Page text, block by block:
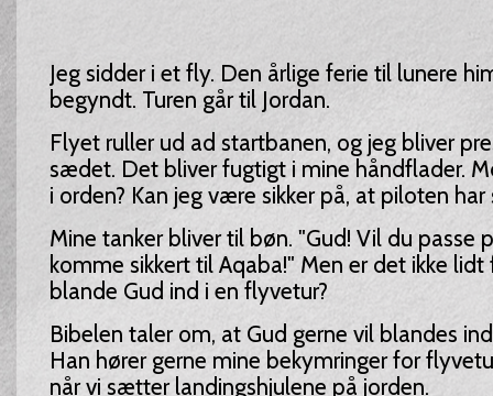
Jeg sidder i et fly. Den årlige ferie til lunere
begyndt. Turen går til Jordan.
Flyet ruller ud ad startbanen, og jeg bliver
sædet. Det bliver fugtigt i mine håndflader.
i orden? Kan jeg være sikker på, at piloten
Mine tanker bliver til bøn. "Gud! Vil du passe
komme sikkert til Aqaba!" Men er det ikke
blande Gud ind i en flyvetur?
Bibelen taler om, at Gud gerne vil blandes
Han hører gerne mine bekymringer for
når vi sætter landingshjulene på jorden.